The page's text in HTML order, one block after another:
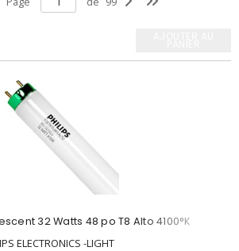
32 Watts 48 po T8 Alto 4100°K
ELECTRONICS -LIGHT